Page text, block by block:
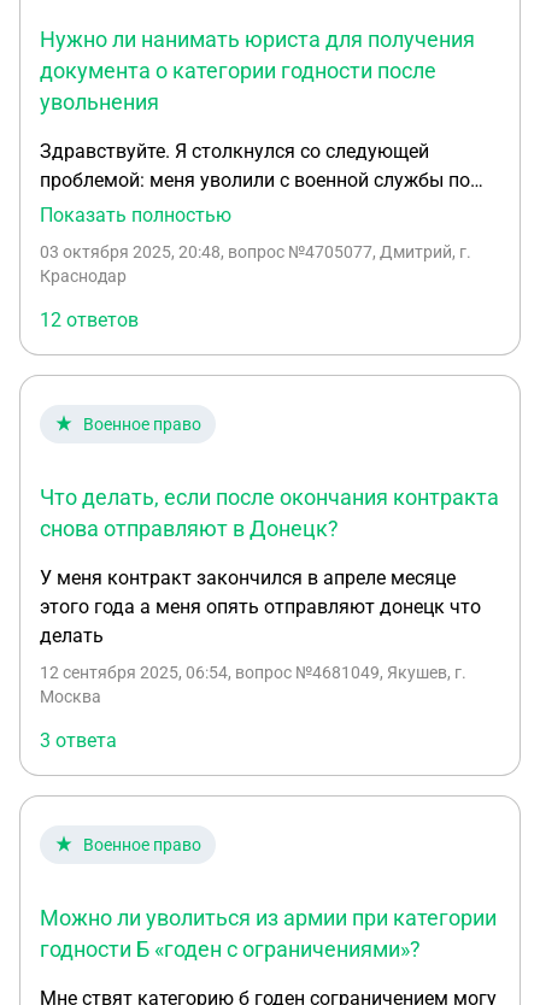
Нужно ли нанимать юриста для получения
документа о категории годности после
увольнения
Здравствуйте. Я столкнулся со следующей
проблемой: меня уволили с военной службы по
категории годности, однако ни оригинал, ни
категорию, мне не предоставили. Медицинская
указанного документа, утверждает, что не
располагает информацией о моей категории
годности. В учреждении, где я проходил военно-
врачебную комиссию (ВВК), меня
перенаправляют обратно в медицинскую роту,
находиться там. В результате, я не могу получить
необходимый документ. Отсутствие
оформлению инвалидности. Обращение в
прокуратуру с жалобой пока не планирую,
учитывая возможные сроки рассмотрения и
неясность относительно результативности. В
связи с этим, рассматриваю возможность
привлечения юриста. Хотел бы узнать ваше
в ситуации? Или же он также порекомендует
Показать полностью
03 октября 2025, 20:48, вопрос №4705077, Дмитрий, г.
Краснодар
12 ответов
Военное право
Что делать, если после окончания контракта
снова отправляют в Донецк?
У меня контракт закончился в апреле месяце
этого года а меня опять отправляют донецк что
делать
12 сентября 2025, 06:54, вопрос №4681049, Якушев, г.
Москва
3 ответа
Военное право
Можно ли уволиться из армии при категории
годности Б «годен с ограничениями»?
Мне ствят категорию б годен сограничением могу